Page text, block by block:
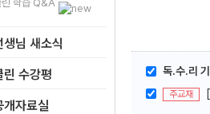
린 학습 Q&A
생님 새소식
린 수강평
개자료실
독.수.리
주교재